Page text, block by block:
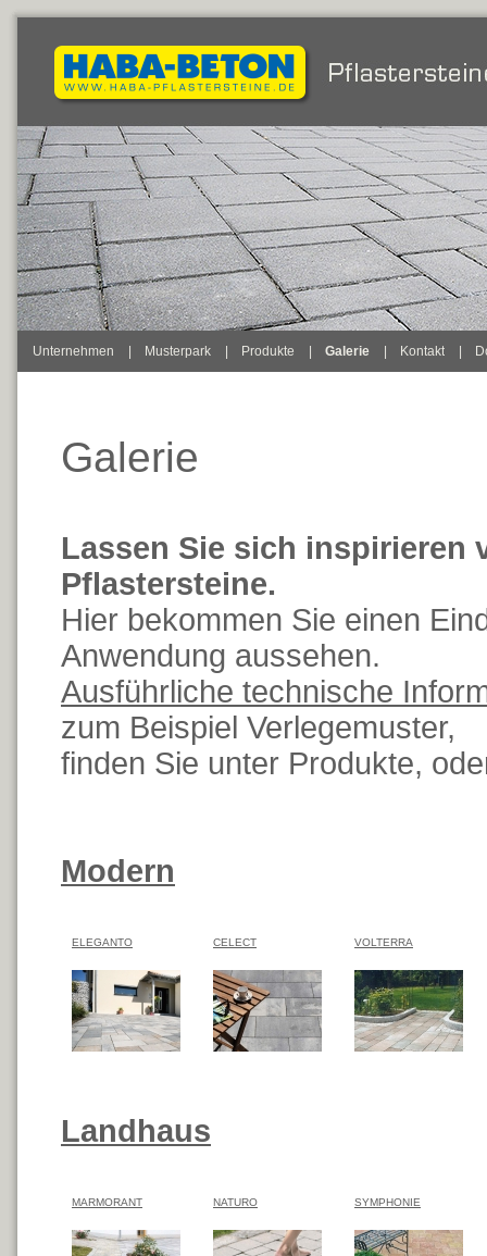
Unternehmen Musterpark Produkte Galerie Kontakt
Galerie
Lassen Sie sich inspirieren
Pflastersteine.
Hier bekommen Sie einen
Anwendung aussehen.
Ausführliche technische
zum Beispiel Verlegemuster,
finden Sie unter Produkte,
Modern
ELEGANTO CELECT VOLTERRA
Landhaus
MARMORANT NATURO SYMPHONIE